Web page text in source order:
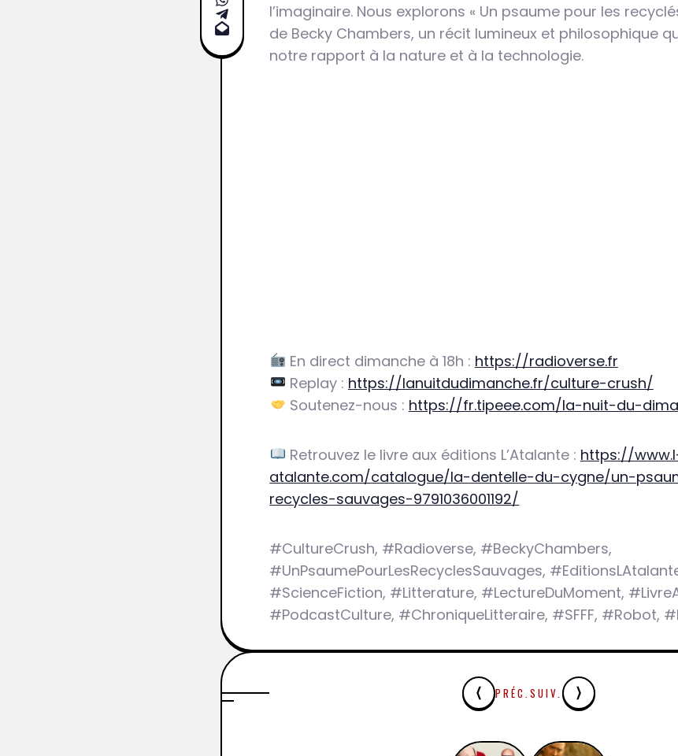
l’imaginaire. Nous explorons « Un psaume pour les
de Becky Chambers, un récit lumineux et philosophique
notre rapport à la nature et à la technologie.
En direct dimanche à 18h : https://radioverse.fr
Replay : https://lanuitdudimanche.fr/culture-crush/
Soutenez-nous : https://fr.tipeee.com/la-nuit-du-
Retrouvez le livre aux éditions L’Atalante : https://
atalante.com/catalogue/la-dentelle-du-cygne/un-
recycles-sauvages-9791036001192/
#CultureCrush, #Radioverse, #BeckyChambers,
#UnPsaumePourLesRecyclesSauvages,
#ScienceFiction, #Litterature, #LectureDuMoment,
#PodcastCulture, #ChroniqueLitteraire, #SFFF, #Robot,
PRÉC.SUIV.